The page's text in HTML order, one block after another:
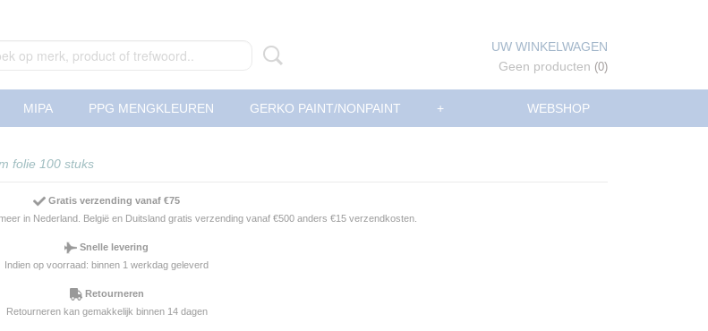
UW WINKELWAGEN
Geen producten (0)
WEBSHOP
MIPA PPG MENGKLEUREN GERKO PAINT/NONPAINT +
folie 100 stuks
Gratis verzending vanaf €75
in Nederland. België en Duitsland gratis verzending vanaf €500 anders €15 verzendkosten.
Snelle levering
Indien op voorraad: binnen 1 werkdag geleverd
Retourneren
Retourneren kan gemakkelijk binnen 14 dagen